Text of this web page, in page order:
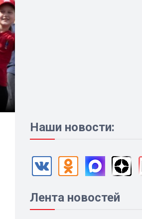
Наши новости:
Лента новостей